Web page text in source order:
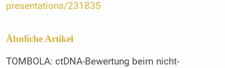
presentations/231835
Ähnliche Artikel
TOMBOLA: ctDNA-Bewertung beim nicht-